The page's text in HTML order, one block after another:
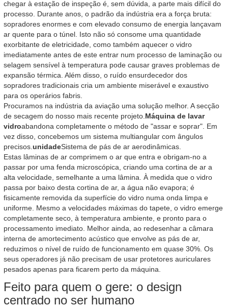
chegar à estação de inspeção é, sem dúvida, a parte mais difícil do
processo. Durante anos, o padrão da indústria era a força bruta:
sopradores enormes e com elevado consumo de energia lançavam
ar quente para o túnel. Isto não só consome uma quantidade
exorbitante de eletricidade, como também aquecer o vidro
imediatamente antes de este entrar num processo de laminação ou
selagem sensível à temperatura pode causar graves problemas de
expansão térmica. Além disso, o ruído ensurdecedor dos
sopradores tradicionais cria um ambiente miserável e exaustivo
para os operários fabris.
Procuramos na indústria da aviação uma solução melhor. A secção
de secagem do nosso mais recente projeto.Máquina de lavar
vidroabandona completamente o método de "assar e soprar". Em
vez disso, concebemos um sistema multiangular com ângulos
precisos.unidadeSistema de pás de ar aerodinâmicas.
Estas lâminas de ar comprimem o ar que entra e obrigam-no a
passar por uma fenda microscópica, criando uma cortina de ar a
alta velocidade, semelhante a uma lâmina. À medida que o vidro
passa por baixo desta cortina de ar, a água não evapora; é
fisicamente removida da superfície do vidro numa onda limpa e
uniforme. Mesmo a velocidades máximas do tapete, o vidro emerge
completamente seco, à temperatura ambiente, e pronto para o
processamento imediato. Melhor ainda, ao redesenhar a câmara
interna de amortecimento acústico que envolve as pás de ar,
reduzimos o nível de ruído de funcionamento em quase 30%. Os
seus operadores já não precisam de usar protetores auriculares
pesados ​​apenas para ficarem perto da máquina.
Feito para quem o gere: o design
centrado no ser humano